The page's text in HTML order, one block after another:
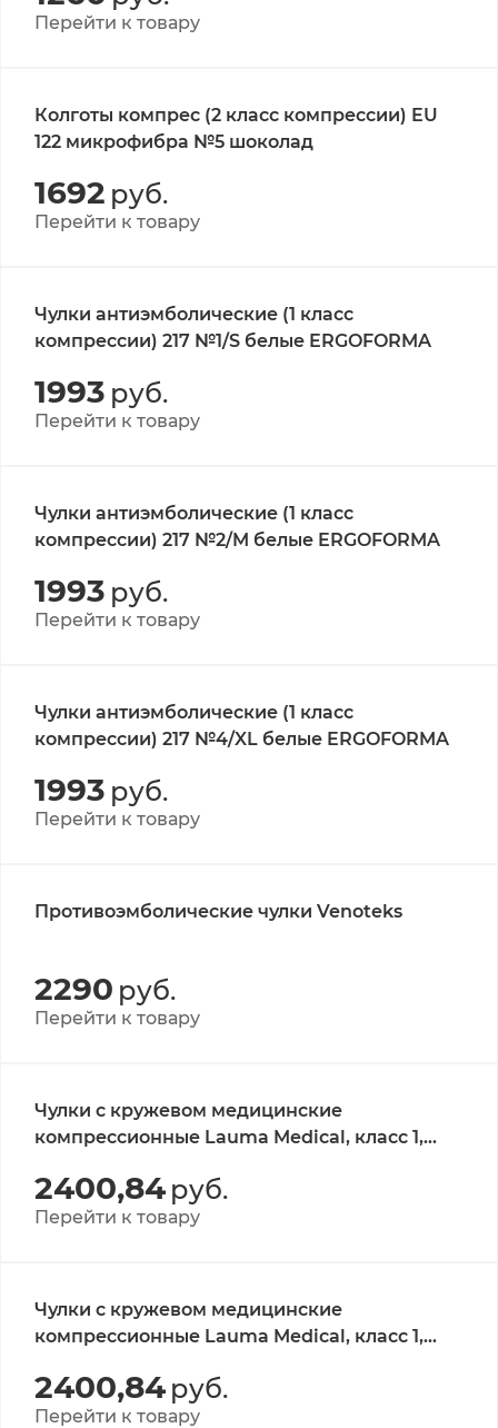
Перейти к товару
Колготы компрес (2 класс компрессии) EU
122 микрофибра №5 шоколад
1692 руб.
Перейти к товару
Чулки антиэмболические (1 класс
компрессии) 217 №1/S белые ERGOFORMA
1993 руб.
Перейти к товару
Чулки антиэмболические (1 класс
компрессии) 217 №2/M белые ERGOFORMA
1993 руб.
Перейти к товару
Чулки антиэмболические (1 класс
компрессии) 217 №4/XL белые ERGOFORMA
1993 руб.
Перейти к товару
Противоэмболические чулки Venoteks
2290 руб.
Перейти к товару
Чулки с кружевом медицинские
компрессионные Lauma Medical, класс 1,
2400,84 руб.
Перейти к товару
Чулки с кружевом медицинские
компрессионные Lauma Medical, класс 1,
2400,84 руб.
Перейти к товару